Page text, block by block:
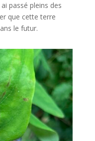
passé pleins des
que cette terre
le futur.